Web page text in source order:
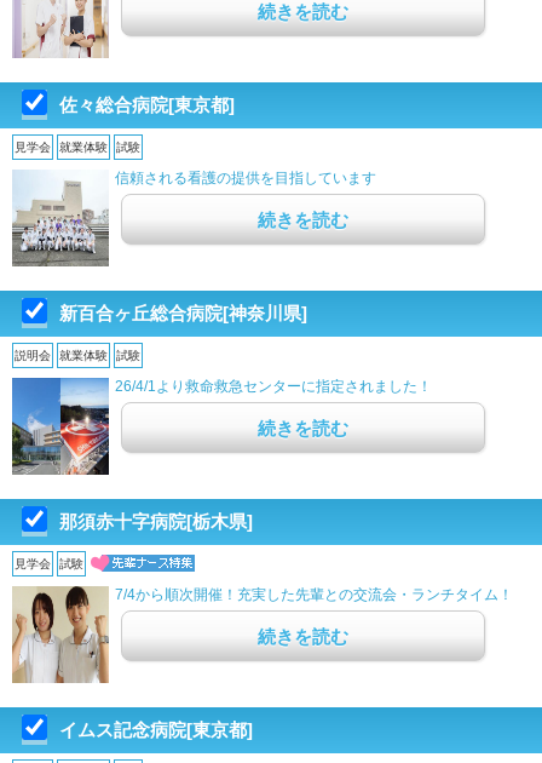
続きを読む
佐々総合病院[東京都]
見学会 就業体験 試験
信頼される看護の提供を目指しています
続きを読む
新百合ヶ丘総合病院[神奈川県]
説明会 就業体験 試験
26/4/1より救命救急センターに指定されました！
続きを読む
那須赤十字病院[栃木県]
見学会 試験
7/4から順次開催！充実した先輩との交流会・ランチタイム！
続きを読む
イムス記念病院[東京都]